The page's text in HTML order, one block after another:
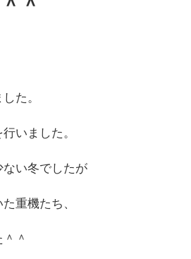
＾
た。
いました。
い冬でしたが
重機たち、
＾